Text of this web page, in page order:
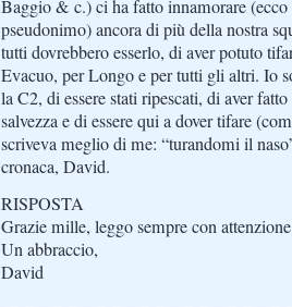
Baggio & c.) ci ha fatto innamorare
pseudonimo) ancora di più della nostra
tutti dovrebbero esserlo, di aver potuto
Evacuo, per Longo e per tutti gli altri. Io
la C2, di essere stati ripescati, di aver
salvezza e di essere qui a dover tifare
scriveva meglio di me: “turandomi il
cronaca, David.
RISPOSTA
Grazie mille, leggo sempre con
Un abbraccio,
David